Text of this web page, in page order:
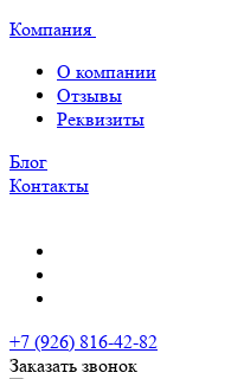
Компания
О компании
Отзывы
Реквизиты
Блог
Контакты
+7 (926) 816-42-82
Заказать звонок